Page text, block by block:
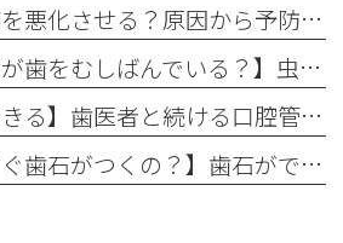
歯ぎしりは歯周病を悪化させる？原因から予防策まで徹底解説
【気づかない習慣が歯をむしばんでいる？】虫歯ができやすい人に共通する「ながら食べ」の危険性とは
【歯周病は予防できる】歯医者と続ける口腔管理の重要性
【なぜ自分だけすぐ歯石がつくの？】歯石ができやすい人の共通点と今日から変えられる予防習慣